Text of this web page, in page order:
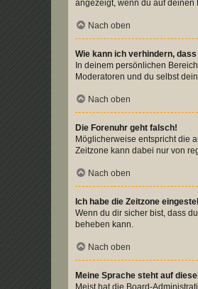
angezeigt, wenn du auf
Nach oben
Wie kann ich verhindern,
In deinem persönlichen
Moderatoren und du selbst
Nach oben
Die Forenuhr geht falsch!
Möglicherweise entspricht die
Zeitzone kann dabei nur von
Nach oben
Ich habe die Zeitzone
Wenn du dir sicher bist, dass
beheben kann.
Nach oben
Meine Sprache steht auf